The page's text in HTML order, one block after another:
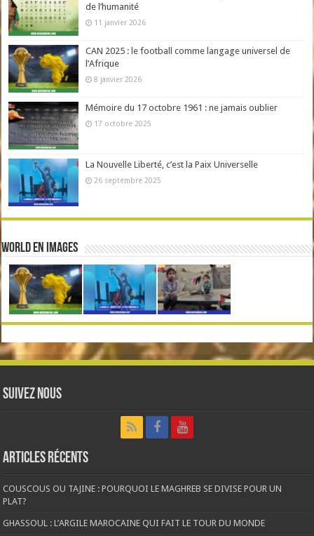
de l’humanité
11 janvier 2026
CAN 2025 : le football comme langage universel de
l’Afrique
8 janvier 2026
Mémoire du 17 octobre 1961 : ne jamais oublier
17 octobre 2025
La Nouvelle Liberté, c’est la Paix Universelle
26 septembre 2025
World en Images
Suivez nous
Articles récents
COUSCOUS OU TAJINE : POURQUOI LE MAGHREB SE DIVISE POUR UN
PLAT?
GHASSOUL : L’ARGILE MAROCAINE QUI FAIT LE TOUR DU MONDE